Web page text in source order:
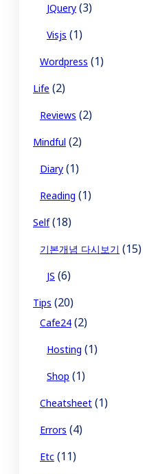
JQuery (3)
Visjs (1)
Wordpress (1)
Life (2)
Reviews (2)
Mindful (2)
Diary (1)
Reading (1)
Self(18)
기본개념 다시보기 (15)
JS (6)
Tips (20)
Cafe24 (2)
Hosting (1)
Shop (1)
Cheatsheet (1)
Errors (4)
Etc (11)